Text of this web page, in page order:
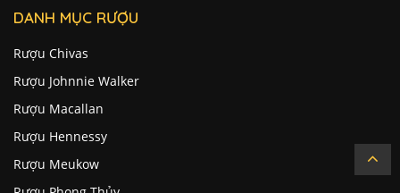
DANH MỤC RƯỢU
Rượu Chivas
Rượu Johnnie Walker
Rượu Macallan
Rượu Hennessy
Rượu Meukow